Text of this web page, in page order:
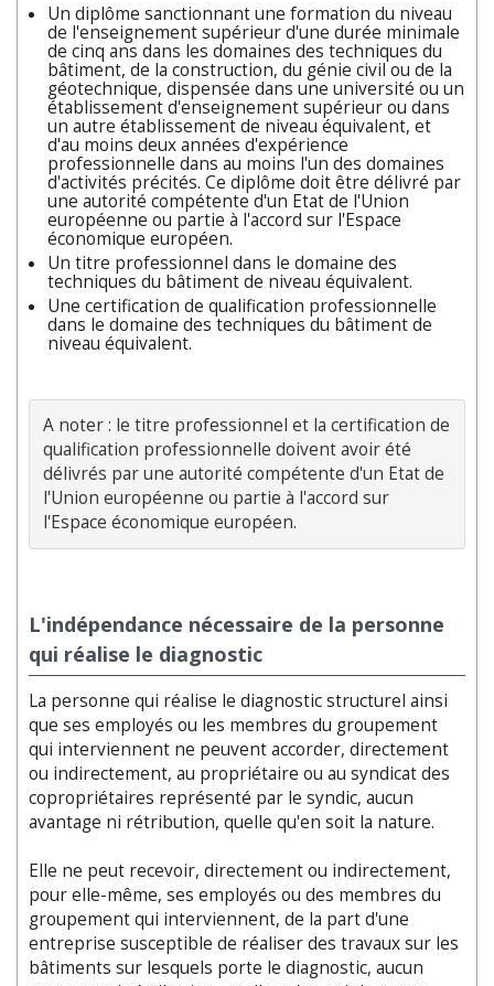
Un diplôme sanctionnant une formation du niveau
de l'enseignement supérieur d'une durée minimale
de cinq ans dans les domaines des techniques du
bâtiment, de la construction, du génie civil ou de la
géotechnique, dispensée dans une université ou un
établissement d'enseignement supérieur ou dans
un autre établissement de niveau équivalent, et
d'au moins deux années d'expérience
professionnelle dans au moins l'un des domaines
d'activités précités. Ce diplôme doit être délivré par
une autorité compétente d'un Etat de l'Union
européenne ou partie à l'accord sur l'Espace
économique européen.
Un titre professionnel dans le domaine des
techniques du bâtiment de niveau équivalent.
Une certification de qualification professionnelle
dans le domaine des techniques du bâtiment de
niveau équivalent.
A noter : le titre professionnel et la certification de
qualification professionnelle doivent avoir été
délivrés par une autorité compétente d'un Etat de
l'Union européenne ou partie à l'accord sur
L'indépendance nécessaire de la personne
qui réalise le diagnostic
La personne qui réalise le diagnostic structurel ainsi
que ses employés ou les membres du groupement
qui interviennent ne peuvent accorder, directement
ou indirectement, au propriétaire ou au syndicat des
copropriétaires représenté par le syndic, aucun
avantage ni rétribution, quelle qu'en soit la nature.
Elle ne peut recevoir, directement ou indirectement,
pour elle-même, ses employés ou des membres du
groupement qui interviennent, de la part d'une
entreprise susceptible de réaliser des travaux sur les
bâtiments sur lesquels porte le diagnostic, aucun